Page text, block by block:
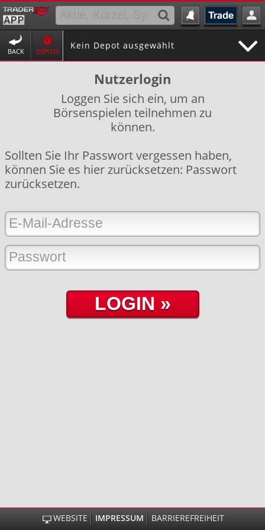
BACK DEPOTS
Kein Depot ausgewählt
Nutzerlogin
Loggen Sie sich ein, um an
Börsenspielen teilnehmen zu
können.
Sollten Sie Ihr Passwort vergessen haben,
können Sie es hier zurücksetzen: Passwort
zurücksetzen.
WEBSITE IMPRESSUM BARRIEREFREIHEIT